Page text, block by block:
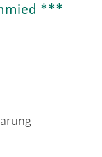
***